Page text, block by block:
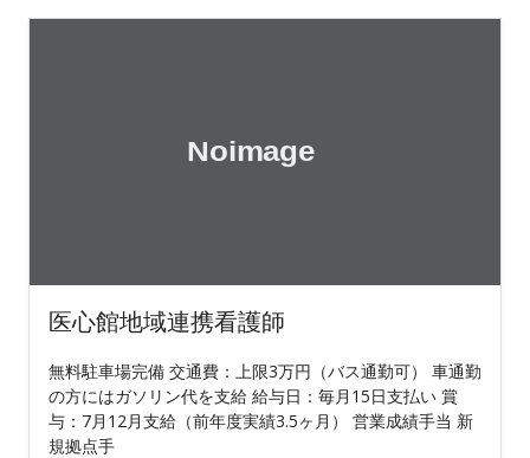
医心館地域連携看護師
無料駐車場完備 交通費：上限3万円（バス通勤可） 車通勤
の方にはガソリン代を支給 給与日：毎月15日支払い 賞
与：7月12月支給（前年度実績3.5ヶ月） 営業成績手当 新
規拠点手